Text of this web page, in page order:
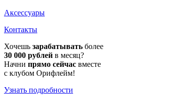
Аксессуары
Контакты
Хочешь зарабатывать более
30 000 рублей в месяц?
Начни прямо сейчас вместе
с клубом Орифлейм!
Узнать подробности